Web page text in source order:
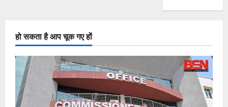
हो सकता है आप चूक गए हों